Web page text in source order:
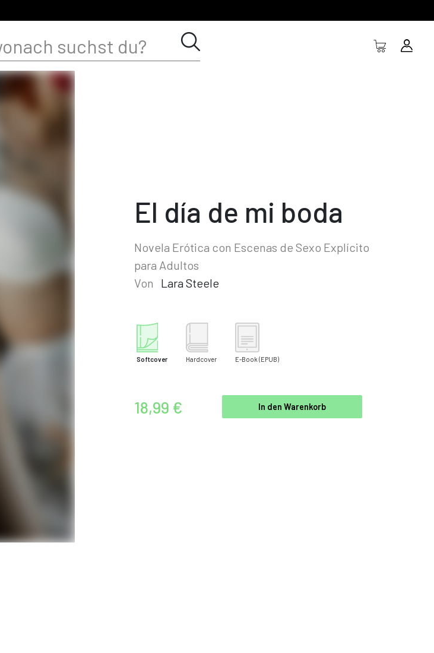
El día de mi boda
Novela Erótica con Escenas de Sexo Explícito
para Adultos
Von
Lara Steele
Softcover Hardcover E-Book (EPUB)
18,99 € In den Warenkorb